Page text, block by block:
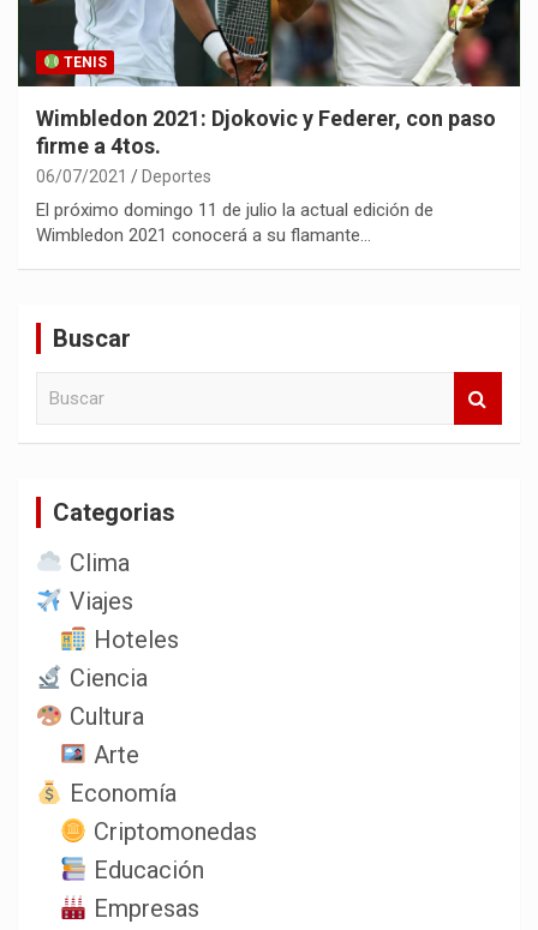
TENIS
Wimbledon 2021: Djokovic y Federer, con paso
firme a 4tos.
06/07/2021 Deportes
El próximo domingo 11 de julio la actual edición de
Wimbledon 2021 conocerá a su flamante…
Buscar
Categorias
Clima
Viajes
Hoteles
Ciencia
Cultura
Arte
Economía
Criptomonedas
Educación
Empresas